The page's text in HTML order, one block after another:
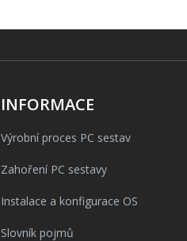
INFORMACE
Výrobní proces PC sestav
Zahoření PC sestavy
Instalace a konfigurace OS
Slovník pojmů